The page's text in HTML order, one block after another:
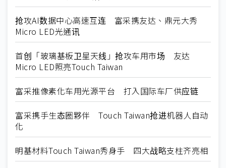
抢攻AI数据中心高速互连 富采携友达、鼎元大秀
Micro LED光通讯
首创「玻璃基板卫星天线」抢攻车用市场 友达
Micro LED照亮Touch Taiwan
富采推像素化车用光源平台 打入国际车厂供应链
富采携手生态圈夥伴 Touch Taiwan抢进机器人自动
化
明基材料Touch Taiwan秀身手 四大战略支柱齐亮相